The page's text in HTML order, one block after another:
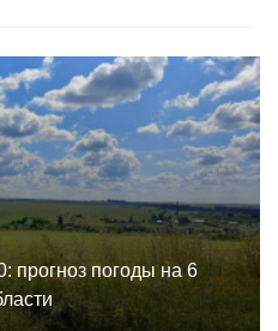
прогноз погоды на 6